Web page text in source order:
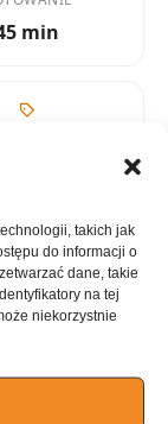
takich jak
do informacji o
dane, takie
na tej
niekorzystnie
min